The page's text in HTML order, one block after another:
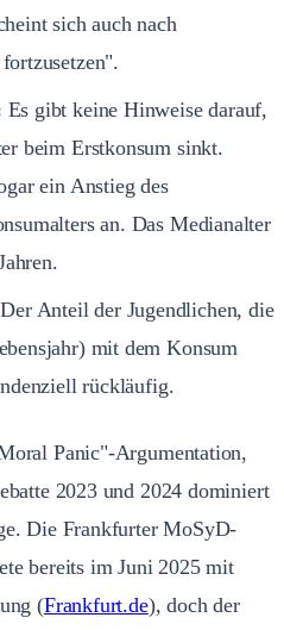
sich auch nach
Es gibt keine Hinweise darauf,
beim Erstkonsum sinkt.
ein Anstieg des
an. Das Medianalter
Der Anteil der Jugendlichen, die
mit dem Konsum
rückläufig.
Panic"-Argumentation,
2023 und 2024 dominiert
Die Frankfurter MoSyD-
bereits im Juni 2025 mit
(Frankfurt.de), doch der